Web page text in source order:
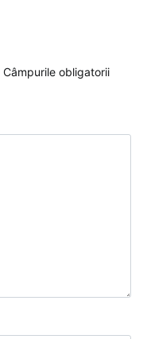
Câmpurile obligatorii